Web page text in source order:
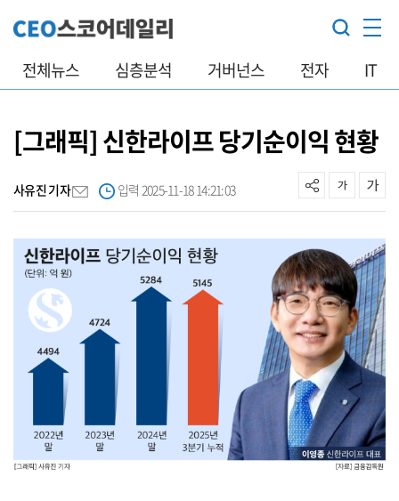
전체뉴스 심층분석 거버넌스 전자 IT
[그래픽] 신한라이프 당기순이익 현황
사유진 기자 입력 2025-11-18 14:21:03